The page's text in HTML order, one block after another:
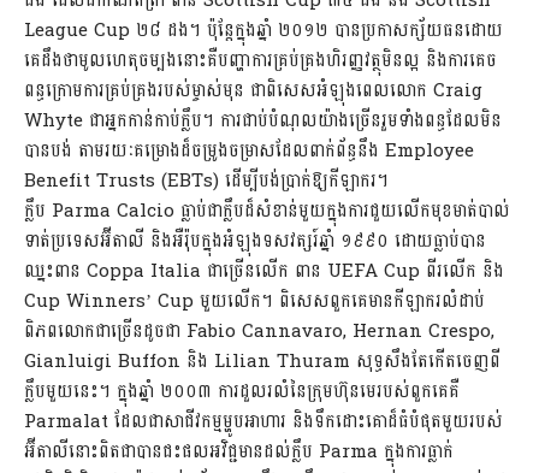
League Cup ២៨ ដង។ ប៉ុន្តែក្នុងឆ្នាំ ២០១២ បានប្រកាសក្ស័យធនដោយ
គេដឹងថាមូលហេតុចម្បងនោះគឺបញ្ហាការគ្រប់គ្រងហិរញ្ញវត្ថុមិនល្អ និងការគេច
ពន្ធក្រោមការគ្រប់គ្រងរបស់ម្ចាស់មុន ជាពិសេសអំឡុងពេលលោក Craig
Whyte ជាអ្នកកាន់កាប់ក្លឹប។ ការជាប់បំណុលយ៉ាងច្រើនរួមទាំងពន្ធដែលមិន
បានបង់ តាមរយៈគម្រោងដ៏ចម្រូងចម្រាសដែលពាក់ព័ន្ធនឹង Employee
Benefit Trusts (EBTs) ដើម្បីបង់ប្រាក់ឱ្យកីឡាករ។
ក្លឹប Parma Calcio ធ្លាប់ជាក្លឹបដ៏សំខាន់មួយក្នុងការជួយលើកមុខមាត់បាល់
ទាត់ប្រទេសអ៊ីតាលី និងអឺរ៉ុបក្នុងអំឡុងទសវត្សរ៍ឆ្នាំ ១៩៩០ ដោយធ្លាប់បាន
ឈ្នះពាន Coppa Italia ជាច្រើនលើក ពាន UEFA Cup ពីរលើក និង
Cup Winners’ Cup មួយលើក។ ពិសេសពួកគេមានកីឡាករលំដាប់
ពិភពលោកជាច្រើនដូចជា Fabio Cannavaro, Hernan Crespo,
Gianluigi Buffon និង Lilian Thuram សុទ្ធសឹងតែកើតចេញពី
ក្លឹបមួយនេះ។ ក្នុងឆ្នាំ ២០០៣ ការដួលរលំនៃក្រុមហ៊ុនមេរបស់ពួកគេគឺ
Parmalat ដែលជាសាជីវកម្មម្ហូបអាហារ និងទឹកដោះគោដ៏ធំបំផុតមួយរបស់
អ៊ីតាលីនោះពិតជាបានជះផលអវិជ្ជមានដល់ក្លឹប Parma ក្នុងការធ្លាក់